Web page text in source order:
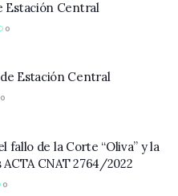
Estación Central
0
Estación Central
0
fallo de la Corte “Oliva” y la
CNAT 2764/2022
0